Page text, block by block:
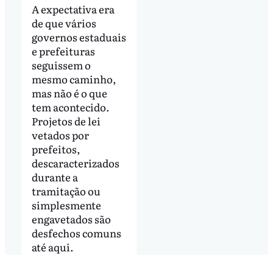
A expectativa era
de que vários
governos estaduais
e prefeituras
seguissem o
mesmo caminho,
mas não é o que
tem acontecido.
Projetos de lei
vetados por
prefeitos,
descaracterizados
durante a
tramitação ou
simplesmente
engavetados são
desfechos comuns
até aqui.